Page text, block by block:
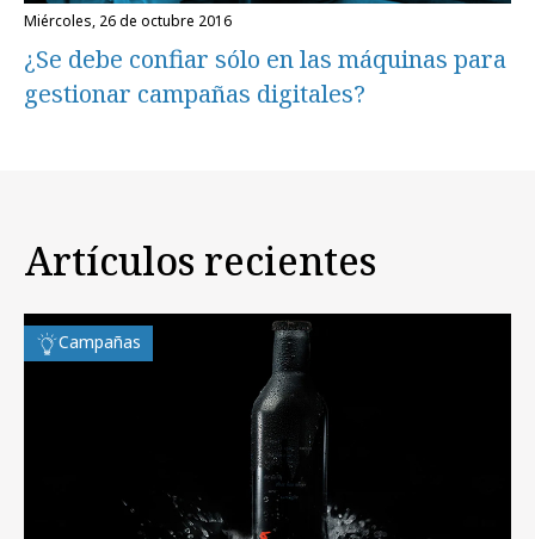
miércoles, 26 de octubre 2016
¿Se debe confiar sólo en las máquinas para
gestionar campañas digitales?
Artículos recientes
Campañas